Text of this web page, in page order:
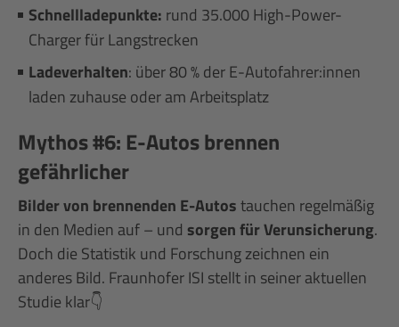
Schnellladepunkte: rund 35.000 High-Power-
Charger für Langstrecken
Ladeverhalten: über 80 % der E-Autofahrer:innen
laden zuhause oder am Arbeitsplatz
Mythos #6: E-Autos brennen
gefährlicher
Bilder von brennenden E-Autostauchen regelmäßig
in den Medien auf – und sorgen für Verunsicherung.
Doch die Statistik und Forschung zeichnen ein
anderes Bild. Fraunhofer ISI stellt in seiner aktuellen
Studie klar👇